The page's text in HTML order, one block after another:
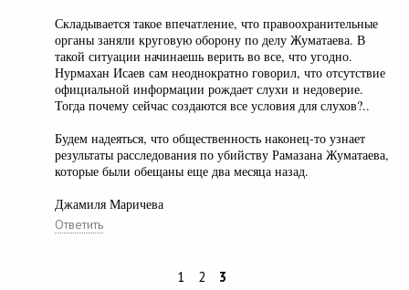
Складывается такое впечатление, что правоохранительные
органы заняли круговую оборону по делу Жуматаева. В
такой ситуации начинаешь верить во все, что угодно.
Нурмахан Исаев сам неоднократно говорил, что отсутствие
официальной информации рождает слухи и недоверие.
Тогда почему сейчас создаются все условия для слухов?..
Будем надеяться, что общественность наконец-то узнает
результаты расследования по убийству Рамазана Жуматаева,
которые были обещаны еще два месяца назад.
Джамиля Маричева
Ответить
1 2 3